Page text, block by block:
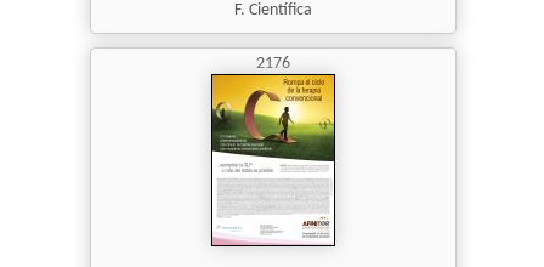
F. Científica
2176